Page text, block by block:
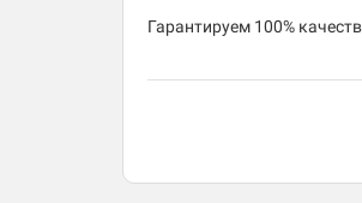
​Гарантируем 100%